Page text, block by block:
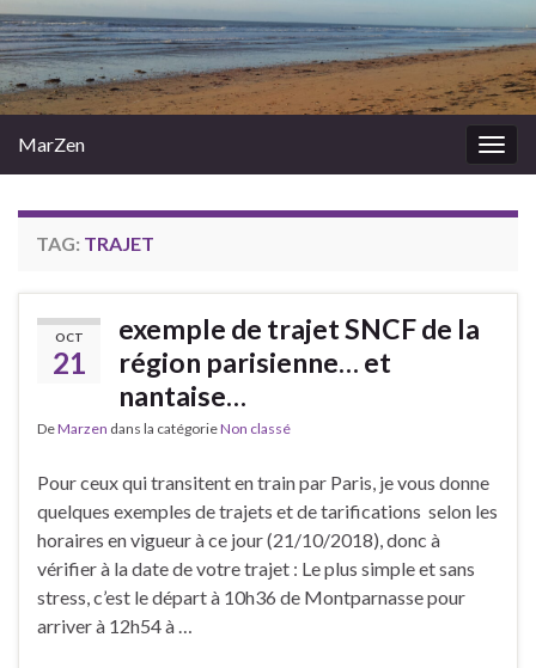
MarZen
TAG: TRAJET
OCT
21
exemple de trajet SNCF de la
région parisienne… et
nantaise…
DeMarzen dans la catégorieNon classé
Pour ceux qui transitent en train par Paris, je vous donne
quelques exemples de trajets et de tarifications selon les
horaires en vigueur à ce jour (21/10/2018), donc à
vérifier à la date de votre trajet : Le plus simple et sans
stress, c’est le départ à 10h36 de Montparnasse pour
arriver à 12h54 à …